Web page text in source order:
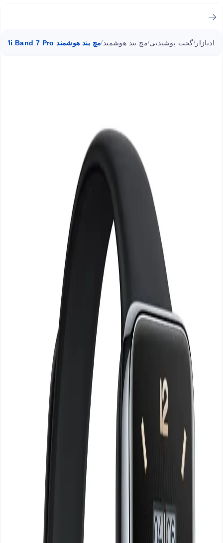
ادبازار /گجت پوشیدنی/مچ بند هوشمند /مچ بند هوشمند Mi Band 7 Pro شیائومی